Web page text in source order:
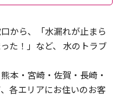
から、「水漏れが止まら
た！」など、 水のトラブ
本・宮崎・佐賀・長崎・
各エリアにお住いのお客